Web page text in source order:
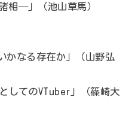
相─」（池山草馬）
かなる存在か」（山野弘
してのVTuber」（篠崎大